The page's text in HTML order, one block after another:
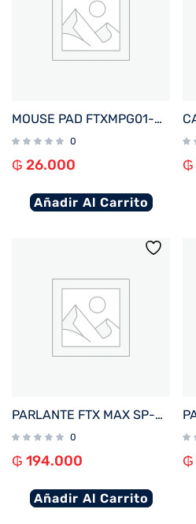
MOUSE PAD FTXMPG01-BK 31X27CM CON APOYO DE MUÑECA GEL NEGRO 032632
0
₲ 26.000
Añadir Al Carrito
₲
PARLANTE FTX MAX SP-30MBK 30W BT/BAT/AUX/FM/USB/MICRO SD NEGRO
0
₲ 194.000
Añadir Al Carrito
₲